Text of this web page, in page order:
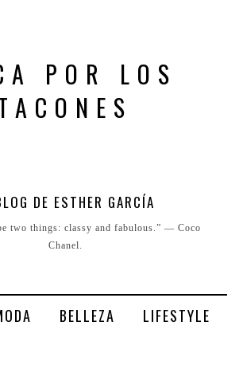
POR LOS
DE ESTHER GARCÍA
two things: classy and fabulous.” ― Coco
Chanel.
BELLEZA LIFESTYLE